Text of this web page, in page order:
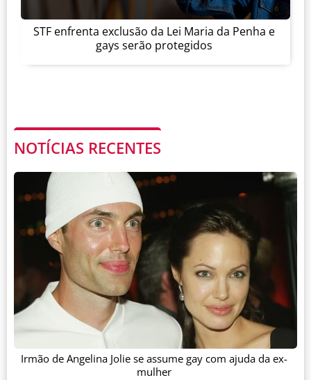
STF enfrenta exclusão da Lei Maria da Penha e
gays serão protegidos
NOTÍCIAS RECENTES
Irmão de Angelina Jolie se assume gay com ajuda da ex-
mulher